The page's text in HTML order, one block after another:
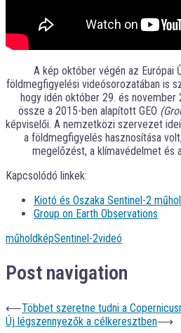
A kép október végén az Európai
földmegfigyelési videósorozatában is
hogy idén október 29. és
össze a 2015-ben alapított GEO
képviselői. A nemzetközi szervezet
a földmegfigyelés hasznosítása
megelőzést, a klímavédelmet és
Kapcsolódó linkek:
Kiotó és Oszaka Sentinel-2
Group on Earth Observations
műholdképSentinel-2videó
Post navigation
⟵Többet szeretne tudni a
Új légszennyezők a célkeresztben⟶